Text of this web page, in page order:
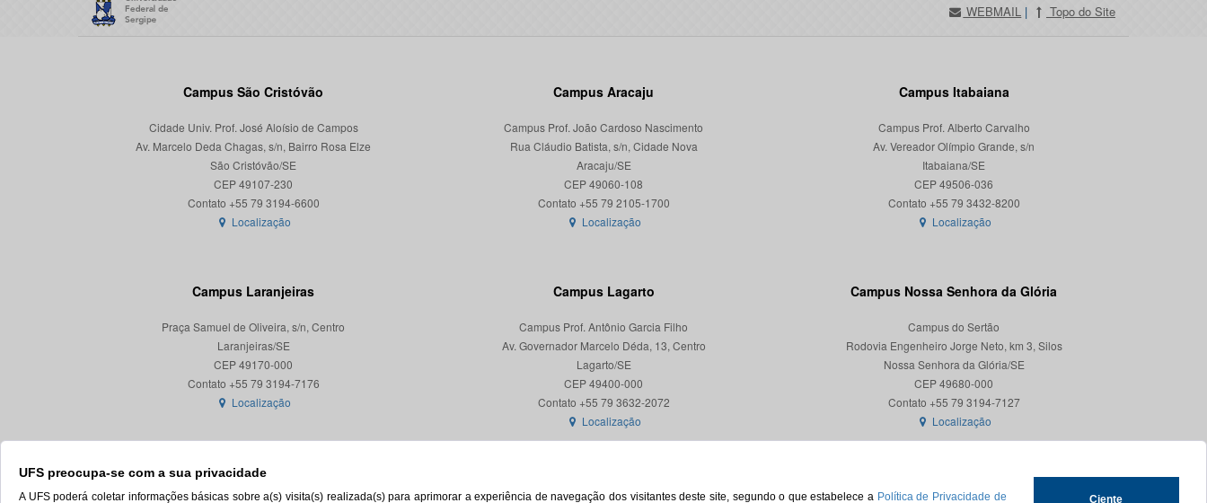
UFS preocupa-se com a sua privacidade
A UFS poderá coletar informações básicas sobre a(s) visita(s) realizada(s) para aprimorar a experiência de navegação dos visitantes deste site, segundo o que estabelece a Política de Privacidade de Ciente
WEBMAIL | Topo do Site
Campus São Cristóvão
Cidade Univ. Prof. José Aloísio de Campos
Av. Marcelo Deda Chagas, s/n, Bairro Rosa Elze
São Cristóvão/SE
CEP 49107-230
Localização
Campus Aracaju
Campus Prof. João Cardoso Nascimento
Rua Cláudio Batista, s/n, Cidade Nova
Aracaju/SE
CEP 49060-108
Localização
Campus Itabaiana
Campus Prof. Alberto Carvalho
Av. Vereador Olímpio Grande, s/n
Itabaiana/SE
CEP 49506-036
Localização
Campus Laranjeiras
Praça Samuel de Oliveira, s/n, Centro
Laranjeiras/SE
CEP 49170-000
Localização
Campus Lagarto
Campus Prof. Antônio Garcia Filho
Av. Governador Marcelo Déda, 13, Centro
Lagarto/SE
CEP 49400-000
Localização
Campus Nossa Senhora da Glória
Campus do Sertão
Rodovia Engenheiro Jorge Neto, km 3, Silos
Nossa Senhora da Glória/SE
CEP 49680-000
Contato +55 79 3194-7127
Localização